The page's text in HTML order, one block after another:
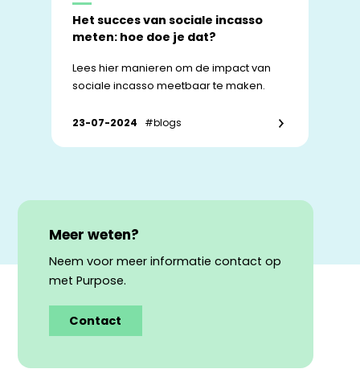
Het succes van sociale incasso
meten: hoe doe je dat?
Lees hier manieren om de impact van
sociale incasso meetbaar te maken.
23-07-2024 #blogs
Meer weten?
Neem voor meer informatie contact op
met Purpose.
Contact